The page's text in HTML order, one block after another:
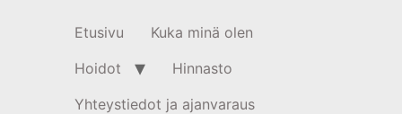
Etusivu
Kuka minä olen
Hoidot
Hinnasto
Yhteystiedot ja ajanvaraus